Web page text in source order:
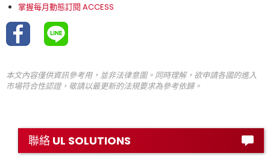
掌握每月動態訂閱 ACCESS
本文內容僅供資訊參考用，並非法律意圖。同時理解，欲申請各國的進入
市場符合性認證，敬請以最更新的法規要求為參考依歸。
聯絡 UL SOLUTIONS